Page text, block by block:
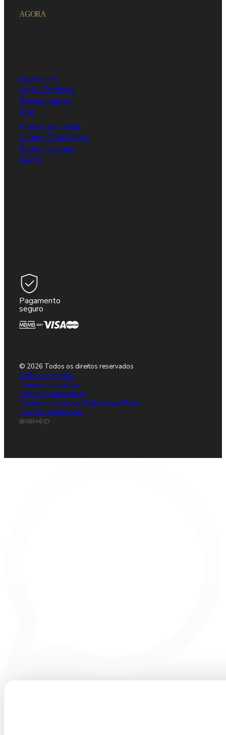
AGORA
Loja online
Login / Registar
Revendedores
Blog
Pontos de venda
Gulden Draak Party
Sobre a cerveja
FAQ's
Pagamento
seguro
© 2026 Todos os direitos reservados
Política de cookies
Termos e condições
Política de privacidade
Termos e condições Gulden Draak Party
Livro de reclamações